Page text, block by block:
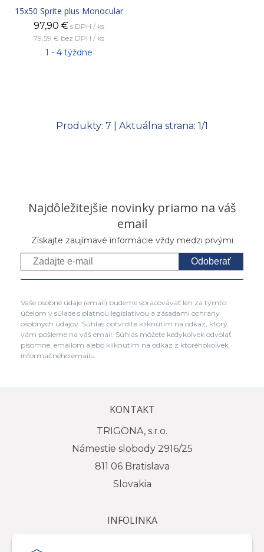
15x50 Sprite plus Monocular
97,90 € s DPH / ks
79,59 € bez DPH / ks
1 - 4 týždne
Produkty: 7 | Aktuálna strana: 1/1
Najdôležitejšie novinky priamo na váš
email
Získajte zaujímavé informácie vždy medzi prvými
Odoberať
Vaše osobné údaje (email) budeme spracovávať len za týmto
účelom v súlade s platnou legislatívou a zásadami ochrany
osobných údajov. Súhlas potvrdíte kliknutím na odkaz, ktorý
vám pošleme na váš email. Súhlas môžete kedykoľvek odvolať
písomne, emailom alebo kliknutím na odkaz z ktoréhokoľvek
informačného emailu.
KONTAKT
TRIGONA, s.r.o.
Námestie slobody 2916/25
811 06 Bratislava
Slovakia
INFOLINKA